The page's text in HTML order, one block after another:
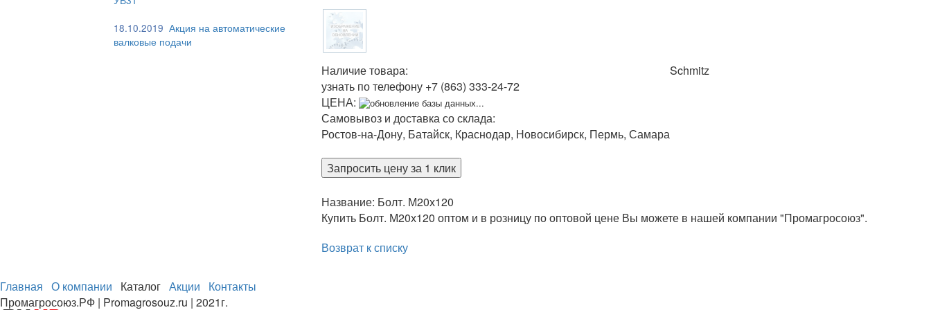
18.10.2019 Акция на автоматические
валковые подачи
Schmitz
Наличие товара:
узнать по телефону +7 (863) 333-24-72
ЦЕНА:
обновление базы данных...
Самовывоз и доставка со склада:
Ростов-на-Дону, Батайск, Краснодар, Новосибирск, Пермь, Самара
Запросить цену за 1 клик
Название: Болт. М20х120
Купить Болт. М20х120 оптом и в розницу по оптовой цене Вы можете в нашей компании "Промагросоюз".
Возврат к списку
Главная О компании Каталог Акции
Контакты
Промагросоюз.РФ | Promagrosouz.ru | 2021г.